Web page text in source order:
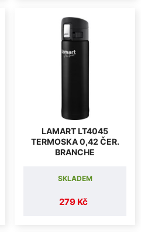
LAMART LT4045
TERMOSKA 0,42 ČER.
BRANCHE
279 Kč
SKLADEM